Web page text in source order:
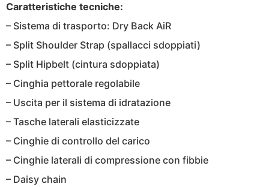
Caratteristiche tecniche:
– Sistema di trasporto: Dry Back AiR
– Split Shoulder Strap (spallacci sdoppiati)
– Split Hipbelt (cintura sdoppiata)
– Cinghia pettorale regolabile
– Uscita per il sistema di idratazione
– Tasche laterali elasticizzate
– Cinghie di controllo del carico
– Cinghie laterali di compressione con fibbie
– Daisy chain